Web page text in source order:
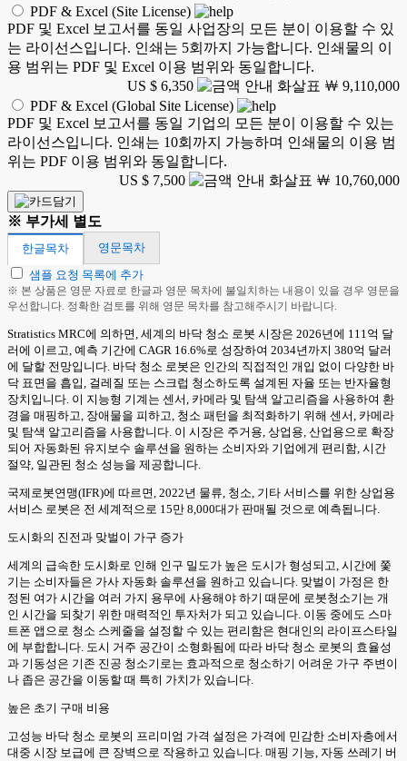
PDF & Excel (Site License)
PDF 및 Excel 보고서를 동일 사업장의 모든 분이 이용할 수 있
는 라이선스입니다. 인쇄는 5회까지 가능합니다. 인쇄물의 이
용 범위는 PDF 및 Excel 이용 범위와 동일합니다.
US $ 6,350
￦ 9,110,000
PDF & Excel (Global Site License)
PDF 및 Excel 보고서를 동일 기업의 모든 분이 이용할 수 있는
라이선스입니다. 인쇄는 10회까지 가능하며 인쇄물의 이용 범
위는 PDF 이용 범위와 동일합니다.
US $ 7,500
￦ 10,760,000
※ 부가세 별도
한글목차
영문목차
샘플 요청 목록에 추가
※ 본 상품은 영문 자료로 한글과 영문 목차에 불일치하는 내용이 있을 경우 영문을
우선합니다. 정확한 검토를 위해 영문 목차를 참고해주시기 바랍니다.
Stratistics MRC에 의하면, 세계의 바닥 청소 로봇 시장은 2026년에 111억 달
러에 이르고, 예측 기간에 CAGR 16.6%로 성장하여 2034년까지 380억 달러
에 달할 전망입니다. 바닥 청소 로봇은 인간의 직접적인 개입 없이 다양한 바
닥 표면을 흡입, 걸레질 또는 스크럽 청소하도록 설계된 자율 또는 반자율형
장치입니다. 이 지능형 기계는 센서, 카메라 및 탐색 알고리즘을 사용하여 환
경을 매핑하고, 장애물을 피하고, 청소 패턴을 최적화하기 위해 센서, 카메라
및 탐색 알고리즘을 사용합니다. 이 시장은 주거용, 상업용, 산업용으로 확장
되어 자동화된 유지보수 솔루션을 원하는 소비자와 기업에게 편리함, 시간
절약, 일관된 청소 성능을 제공합니다.
국제로봇연맹(IFR)에 따르면, 2022년 물류, 청소, 기타 서비스를 위한 상업용
서비스 로봇은 전 세계적으로 15만 8,000대가 판매될 것으로 예측됩니다.
도시화의 진전과 맞벌이 가구 증가
세계의 급속한 도시화로 인해 인구 밀도가 높은 도시가 형성되고, 시간에 쫓
기는 소비자들은 가사 자동화 솔루션을 원하고 있습니다. 맞벌이 가정은 한
정된 여가 시간을 여러 가지 용무에 사용해야 하기 때문에 로봇청소기는 개
인 시간을 되찾기 위한 매력적인 투자처가 되고 있습니다. 이동 중에도 스마
트폰 앱으로 청소 스케줄을 설정할 수 있는 편리함은 현대인의 라이프스타일
에 부합합니다. 도시 거주 공간이 소형화됨에 따라 바닥 청소 로봇의 효율성
과 기동성은 기존 진공 청소기로는 효과적으로 청소하기 어려운 가구 주변이
나 좁은 공간을 이동할 때 특히 가치가 있습니다.
높은 초기 구매 비용
고성능 바닥 청소 로봇의 프리미엄 가격 설정은 가격에 민감한 소비자층에서
대중 시장 보급에 큰 장벽으로 작용하고 있습니다. 매핑 기능, 자동 쓰레기 버